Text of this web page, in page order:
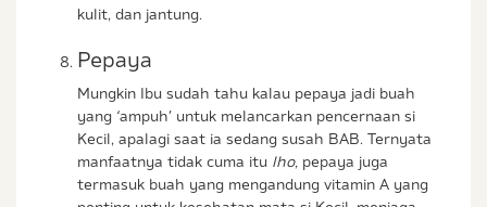
kulit, dan jantung.
Pepaya
Mungkin Ibu sudah tahu kalau pepaya jadi buah
yang ‘ampuh’ untuk melancarkan pencernaan si
Kecil, apalagi saat ia sedang susah BAB. Ternyata
manfaatnya tidak cuma itu lho, pepaya juga
termasuk buah yang mengandung vitamin A yang